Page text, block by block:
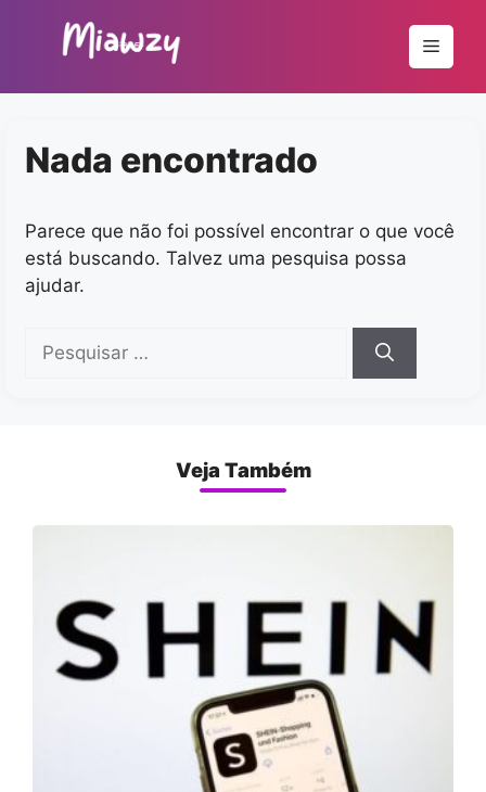
conteúdo
Menu
Nada encontrado
Parece que não foi possível encontrar o que você
está buscando. Talvez uma pesquisa possa
ajudar.
por:
Veja Também